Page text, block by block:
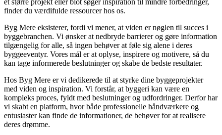
et større projekt eller blot søger inspiration til mindre forbedringer,
finder du værdifulde ressourcer hos os.
Byg Mere eksisterer, fordi vi mener, at viden er nøglen til succes i
byggebranchen. Vi ønsker at nedbryde barrierer og gøre information
tilgængelig for alle, så ingen behøver at føle sig alene i deres
byggeeventyr. Vores mål er at oplyse, inspirere og motivere, så du
kan tage informerede beslutninger og skabe de bedste resultater.
Hos Byg Mere er vi dedikerede til at styrke dine byggeprojekter
med viden og inspiration. Vi forstår, at byggeri kan være en
kompleks proces, fyldt med beslutninger og udfordringer. Derfor har
vi skabt en platform, hvor både professionelle håndværkere og
entusiaster kan finde de informationer, de behøver for at realisere
deres drømme.